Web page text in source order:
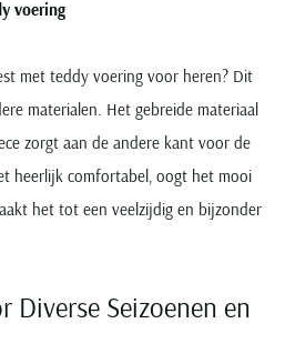
voering
met teddy voering voor heren? Dit
materialen. Het gebreide materiaal
zorgt aan de andere kant voor de
heerlijk comfortabel, oogt het mooi
het tot een veelzijdig en bijzonder
Diverse Seizoenen en